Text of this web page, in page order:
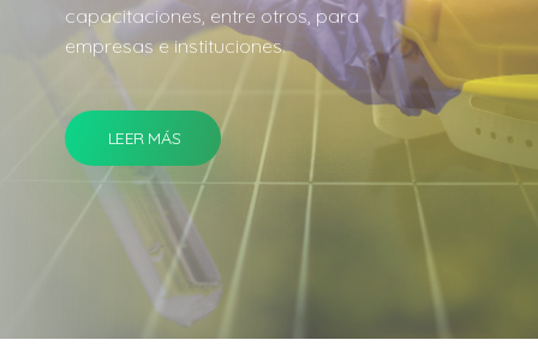
capacitaciones, entre otros, para
empresas e instituciones.
LEER MÁS